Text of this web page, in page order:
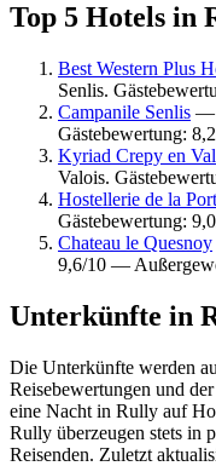
Top 5 Hotels in
Best Western Plus
Senlis.
Campanile Senlis —
Gästebewertung:
Kyriad Crepy en
Valois.
Hostellerie de la
Gästebewertung:
Chateau le Quesnoy
9,6/10 —
Unterkünfte in
Die Unterkünfte werden
Reisebewertungen und
eine Nacht in Rully auf
Rully überzeugen stets in
Reisenden. Zuletzt